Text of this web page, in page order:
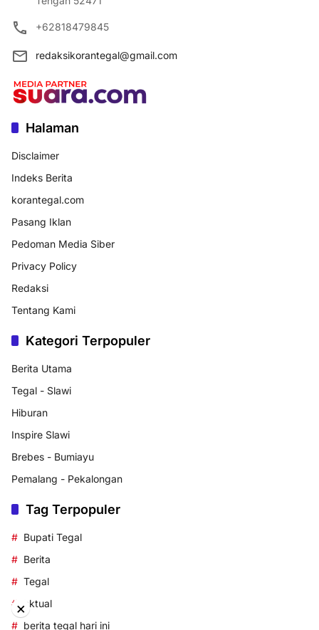
+62818479845
redaksikorantegal@gmail.com
Halaman
Disclaimer
Indeks Berita
korantegal.com
Pasang Iklan
Pedoman Media Siber
Privacy Policy
Redaksi
Tentang Kami
Kategori Terpopuler
Berita Utama
Tegal - Slawi
Hiburan
Inspire Slawi
Brebes - Bumiayu
Pemalang - Pekalongan
Tag Terpopuler
Bupati Tegal
Berita
Tegal
aktual
berita tegal hari ini
×